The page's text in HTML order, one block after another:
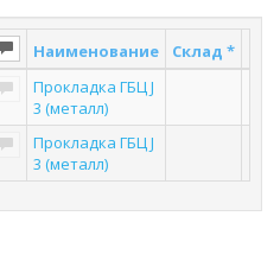
Наименование Склад *
Прокладка ГБЦ J
3 (металл)
Прокладка ГБЦ J
3 (металл)